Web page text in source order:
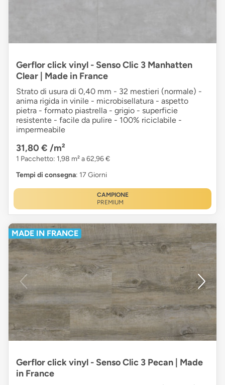
Gerflor click vinyl - Senso Clic 3 Manhatten
Clear | Made in France
Strato di usura di 0,40 mm - 32 mestieri (normale) -
anima rigida in vinile - microbisellatura - aspetto
pietra - formato piastrella - grigio - superficie
resistente - facile da pulire - 100% riciclabile -
impermeabile
31,80 € /m²
1 Pacchetto: 1,98 m² a 62,96 €
Tempi di consegna: 17 Giorni
CAMPIONE
PREMIUM
MADE IN FRANCE
Gerflor click vinyl - Senso Clic 3 Pecan | Made
in France